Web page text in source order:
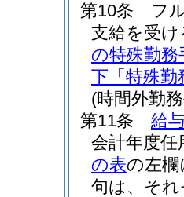
第10条
フ
支給を受
の特殊勤
下「特殊勤
(時間外勤
第11条
給
会計年度
の表の左
句は、そ